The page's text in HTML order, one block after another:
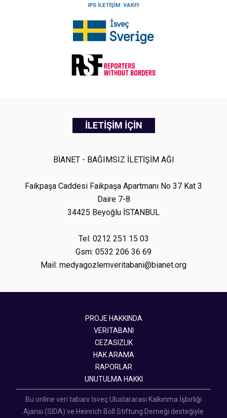
İLETİŞİM İÇİN
BİANET - BAĞIMSIZ İLETİŞİM AĞI
Faikpaşa Caddesi Faikpaşa Apartmanı No 37 Kat 3
Daire 7-8
34425 Beyoğlu İSTANBUL
Tel: 0212 251 15 03
Gsm: 0532 206 36 69
Mail: medyagozlemveritabani@bianet.org
PROJE HAKKINDA
VERİTABANI
CEZASIZLIK
HAK ARAMA
RAPORLAR
UNUTULMA HAKKI
Bu online veri tabanı İsveç Uluslararası Kalkınma İşbirliği
Ajansı (SIDA) ve Heinrich Böll Stiftung Derneği desteğiyle